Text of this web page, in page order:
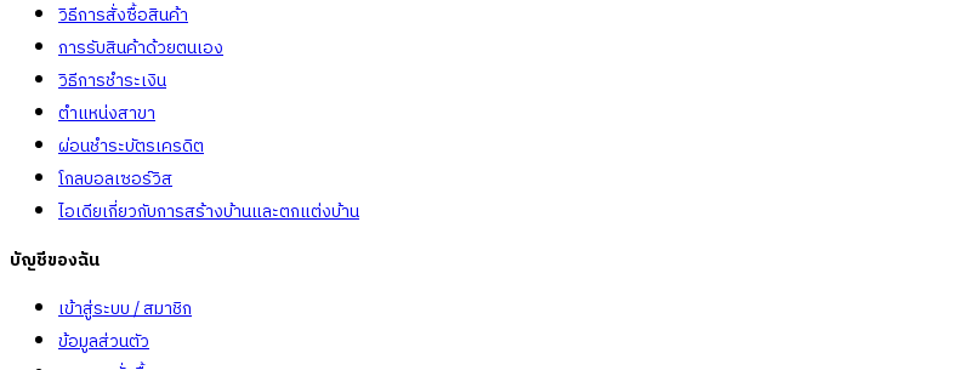
วิธีการสั่งซื้อสินค้า
การรับสินค้าด้วยตนเอง
วิธีการชำระเงิน
ตำแหน่งสาขา
ผ่อนชำระบัตรเครดิต
โกลบอลเซอร์วิส
ไอเดียเกี่ยวกับการสร้างบ้านและตกแต่งบ้าน
บัญชีของฉัน
เข้าสู่ระบบ / สมาชิก
ข้อมูลส่วนตัว